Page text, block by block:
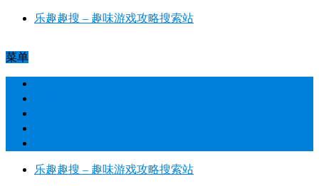
乐趣趣搜 – 趣味游戏攻略搜索站​
菜单
乐趣趣搜 – 趣味游戏攻略搜索站​